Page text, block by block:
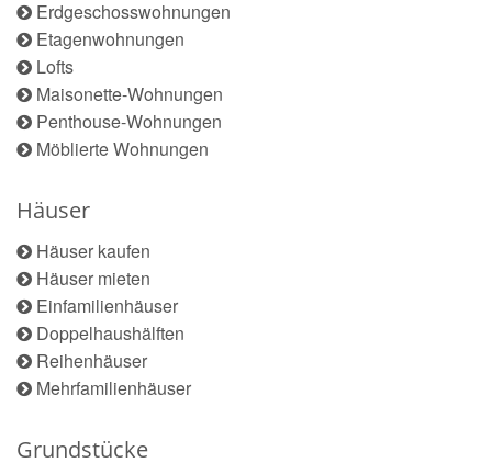
Erdgeschosswohnungen
Etagenwohnungen
Lofts
Maisonette-Wohnungen
Penthouse-Wohnungen
Möblierte Wohnungen
Häuser
Häuser kaufen
Häuser mieten
Einfamilienhäuser
Doppelhaushälften
Reihenhäuser
Mehrfamilienhäuser
Grundstücke